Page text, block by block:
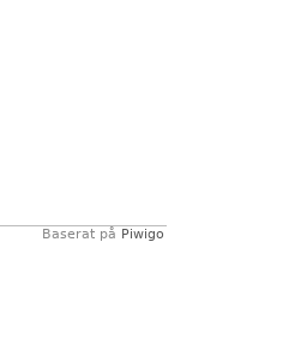
Baserat på Piwigo